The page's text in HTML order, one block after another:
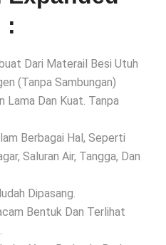
:
Dari Materail Besi Utuh
(Tanpa Sambungan)
Lama Dan Kuat. Tanpa
Berbagai Hal, Seperti
Saluran Air, Tangga, Dan
Dipasang.
Bentuk Dan Terlihat